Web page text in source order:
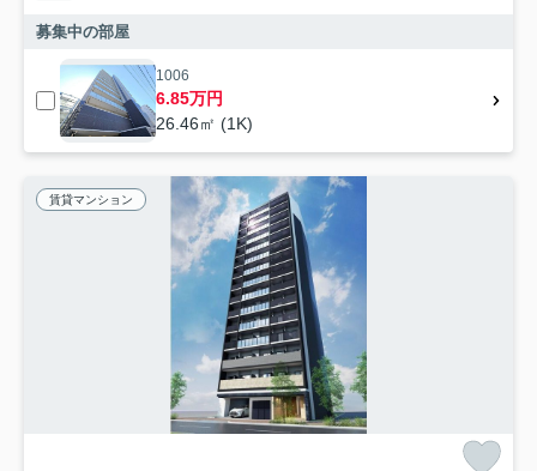
募集中の部屋
1006
6.85万円
26.46㎡ (1K)
賃貸マンション